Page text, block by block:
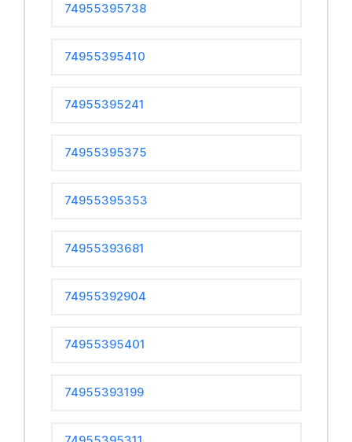
74955395738
74955395410
74955395241
74955395375
74955395353
74955393681
74955392904
74955395401
74955393199